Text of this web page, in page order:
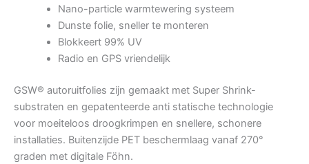
Nano-particle warmtewering systeem
Dunste folie, sneller te monteren
Blokkeert 99% UV
Radio en GPS vriendelijk
GSW® autoruitfolies zijn gemaakt met Super Shrink-
substraten en gepatenteerde anti statische technologie
voor moeiteloos droogkrimpen en snellere, schonere
installaties. Buitenzijde PET beschermlaag vanaf 270°
graden met digitale Föhn.